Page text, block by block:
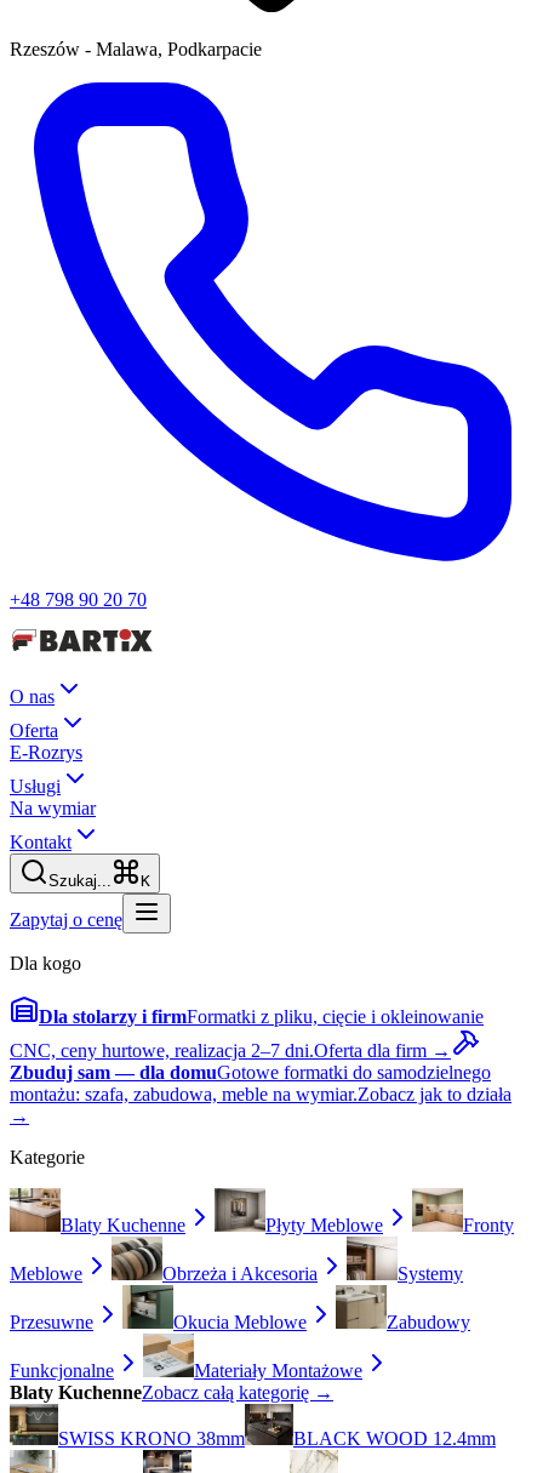
Rzeszów - Malawa, Podkarpacie
+48 798 90 20 70
O nas
Oferta
E-Rozrys
Usługi
Na wymiar
Kontakt
Szukaj... K
Zapytaj o cenę
Dla kogo
Dla stolarzy i firmFormatki z pliku, cięcie i okleinowanie
CNC, ceny hurtowe, realizacja 2–7 dni.Oferta dla firm →
Zbuduj sam — dla domuGotowe formatki do samodzielnego
montażu: szafa, zabudowa, meble na wymiar.Zobacz jak to działa
→
Kategorie
Blaty Kuchenne Płyty Meblowe Fronty
Meblowe Obrzeża i Akcesoria Systemy
Przesuwne Okucia Meblowe Zabudowy
Funkcjonalne
Materiały Montażowe
Blaty KuchenneZobacz całą kategorię →
SWISS KRONO 38mm BLACK WOOD 12.4mm